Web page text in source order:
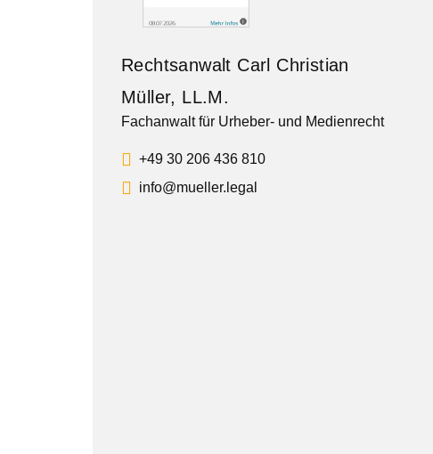
Rechtsanwalt Carl Christian
Müller, LL.M.
Fachanwalt für Urheber- und Medienrecht
+49 30 206 436 810
info@mueller.legal